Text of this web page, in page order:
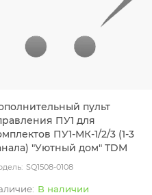
пульт
ПУ1 для
ПУ1-МК-1/2/3 (1-3
"Уютный дом" TDM
SQ1508-0108
В наличии